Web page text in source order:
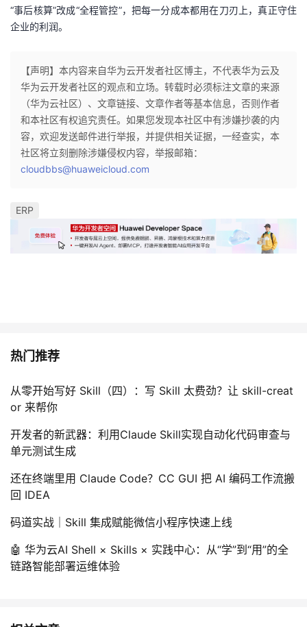
“事后核算”改成“全程管控”，把每一分成本都用在刀刃上，真正守住
企业的利润。
【声明】本内容来自华为云开发者社区博主，不代表华为云及
华为云开发者社区的观点和立场。转载时必须标注文章的来源
（华为云社区）、文章链接、文章作者等基本信息，否则作者
和本社区有权追究责任。如果您发现本社区中有涉嫌抄袭的内
容，欢迎发送邮件进行举报，并提供相关证据，一经查实，本
社区将立刻删除涉嫌侵权内容，举报邮箱：
cloudbbs@huaweicloud.com
ERP
热门推荐
从零开始写好 Skill（四）：写 Skill 太费劲？让 skill-creat
or 来帮你
开发者的新武器：利用Claude Skill实现自动化代码审查与
单元测试生成
还在终端里用 Claude Code？CC GUI 把 AI 编码工作流搬
回 IDEA
码道实战｜Skill 集成赋能微信小程序快速上线
🤖 华为云AI Shell × Skills × 实践中心：从“学”到“用”的全
链路智能部署运维体验